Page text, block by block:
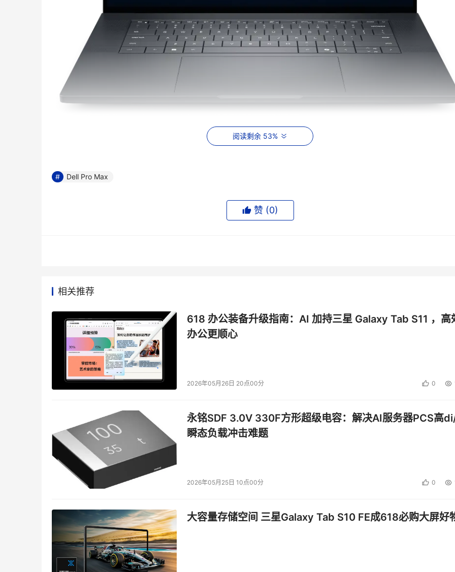
Dell Pro
Dell Pro Max 14/16 Premium：精英性能，便捷随行
作为新推出的14/16英寸移动工作站，Dell Pro Max 14/16 Premium让用户的创意工作室随行而至——无论灵感在
是内容创作、协同合作还是项目展示，都能以锐利鲜活的动态清晰度让画面跃然屏上。该屏幕通过VESA
DisplayHDR TrueBlack 1000认证，能够呈现极致深邃的暗部细节，带来令人惊叹的视觉张力。无论是推演创意构
想，还是共研工程方案，每一处细节都能在屏幕上清晰绽放，尽显专业质感。
即便机身保持便携设计，性能表现依然毫不妥协。Dell Pro Max 14/16 Premium最高搭载NVIDIA RTX™ PRO
Blackwell GPU与45W 英特尔 ® 酷睿™ Ultra 9 285H处理器，其中14英寸机型图形性能较上一代提升19%，16
Dell Pro Max 16/18 Plus：澎湃动能，随行无界
面对复杂或数据密集型任务，Dell Pro Max Plus以移动形态承载台式机级别的巅峰性能。其配备16/18英寸大屏选
项，不仅带来开阔的屏幕空间，从容支持多任务处理、创意设计与深度分析，更以超凡性能为高效工作全程护航。
Dell Pro Max Plus系列搭载NVIDIA RTX™ PRO 5000 Blackwell GPU、55W英特尔®酷睿™ Ultra 9 285HX处理
提升53%和44%2，强劲表现一览无余。无论是AI建模训练、复杂仿真运算，还是大规模数据分析，这些设备都能
超凡速度与强劲性能，确保计算密集型项目全程流畅运行，从容应对各类高负载挑战。
这一切的实现，正是得益于其领先的散热技术3。Dell Pro Max Plus系列采用创新散热方案，即便运行资源密集型
作负载，仍能在保持低温运行的同时，将整体性能最高提升36%4。今年推出的CAMM2内存技术搭配高达256GB
阅读剩余 53%
Dell Pro Max
赞 (0)
相关推荐
618 办公装备升级指南：AI 加持三星 Galaxy Tab S11 ，高
办公更顺心
2026年05月26日 20点00分 0
永铭SDF 3.0V 330F方形超级电容：解决AI服务器PCS高
瞬态负载冲击难题
2026年05月25日 10点00分 0
大容量存储空间 三星Galaxy Tab S10 FE成618必购大屏好